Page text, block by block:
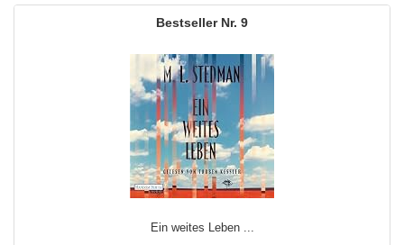
9
Ein weites Leben ...